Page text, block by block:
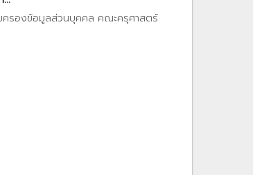
ครองข้อมูลส่วนบุคคล คณะครุศาสตร์